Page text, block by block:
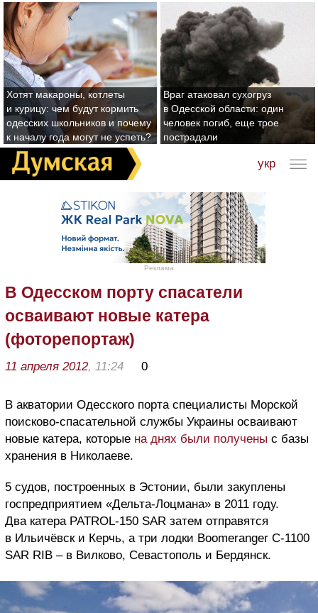
Хотят макароны, котлеты
и курицу: чем будут кормить
одесских школьников и почему
к началу года могут не успеть?
Враг атаковал сухогруз
в Одесской области: один
человек погиб, еще трое
пострадали
укр
Реклама
В Одесском порту спасатели
осваивают новые катера
(фоторепортаж)
11 апреля 2012, 11:24 0
В акватории Одесского порта специалисты Морской
поисково-спасательной службы Украины осваивают
новые катера, которые на днях были получены с базы
хранения в Николаеве.
5 судов, построенных в Эстонии, были закуплены
госпредприятием «Дельта-Лоцмана» в 2011 году.
Два катера PATROL-150 SAR затем отправятся
в Ильичёвск и Керчь, а три лодки Boomeranger C-1100
SAR RIB – в Вилково, Севастополь и Бердянск.